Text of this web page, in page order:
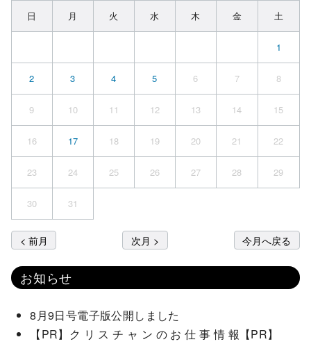
日 月 火 水 木 金 土
1
2 3 4 5 6 7 8
9 10 11 12 13 14 15
16 17 18 19 20 21 22
23 24 25 26 27 28 29
30 31
< 前月 次月 > 今月へ戻る
お知らせ
8月9日号電子版公開しました
【PR】ク リ ス チ ャ ン の お 仕 事 情 報【PR】